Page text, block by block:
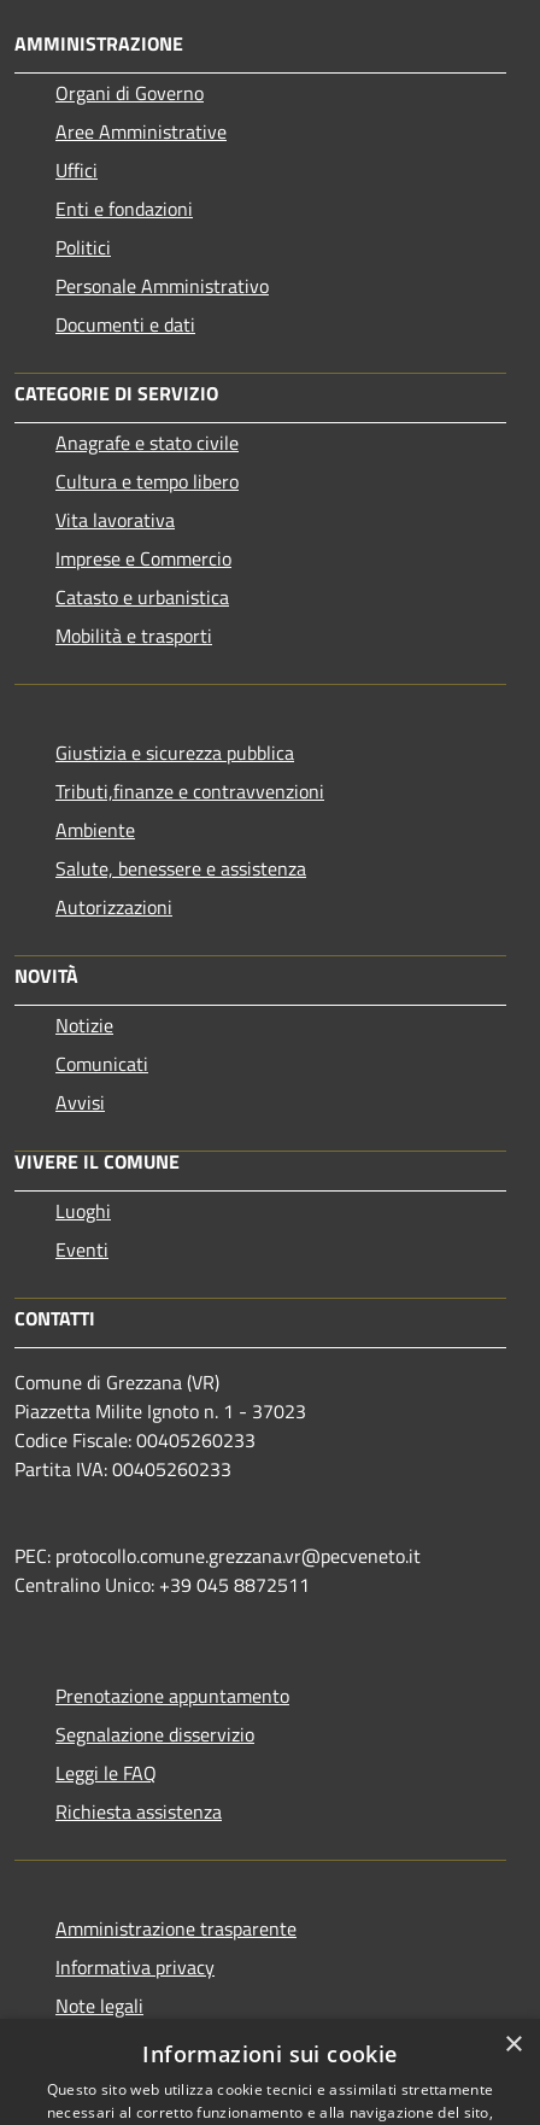
AMMINISTRAZIONE
Organi di Governo
Aree Amministrative
Uffici
Enti e fondazioni
Politici
Personale Amministrativo
Documenti e dati
CATEGORIE DI SERVIZIO
Anagrafe e stato civile
Cultura e tempo libero
Vita lavorativa
Imprese e Commercio
Catasto e urbanistica
Mobilità e trasporti
Giustizia e sicurezza pubblica
Tributi,finanze e contravvenzioni
Ambiente
Salute, benessere e assistenza
Autorizzazioni
NOVITÀ
Notizie
Comunicati
Avvisi
VIVERE IL COMUNE
Luoghi
Eventi
CONTATTI
Comune di Grezzana (VR)
Piazzetta Milite Ignoto n. 1 - 37023
Codice Fiscale: 00405260233
Partita IVA: 00405260233
PEC: protocollo.comune.grezzana.vr@pecveneto.it
Centralino Unico: +39 045 8872511
Prenotazione appuntamento
Segnalazione disservizio
Leggi le FAQ
Richiesta assistenza
Amministrazione trasparente
Informativa privacy
Note legali
Dichiarazione di accessibilità
×
Informazioni sui cookie
Questo sito web utilizza cookie tecnici e assimilati strettamente
necessari al corretto funzionamento e alla navigazione del sito,